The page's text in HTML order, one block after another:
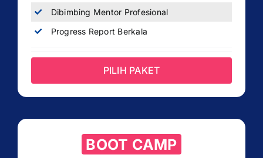
Dibimbing Mentor Profesional
Progress Report Berkala
PILIH PAKET
BOOT CAMP